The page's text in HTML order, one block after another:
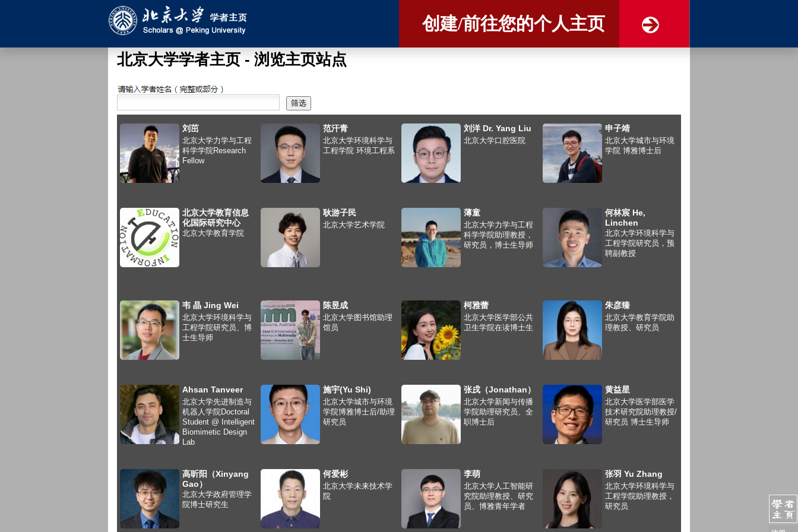
要
容
创建/前往您的个人主页
北京大学学者主页 - 浏览主页站点
搜索
刘茁
北京大学力学与工程
科学学院Research
Fellow
范汗青
北京大学环境科学与
工程学院 环境工程系
刘洋 Dr. Yang Liu
北京大学口腔医院
申子靖
北京大学城市与环境
学院 博雅博士后
北京大学教育信息
化国际研究中心
北京大学教育学院
耿游子民
北京大学艺术学院
薄童
北京大学力学与工程
科学学院助理教授，
研究员，博士生导师
何林宸 He,
Linchen
北京大学环境科学与
工程学院研究员，预
聘副教授
韦 晶 Jing Wei
北京大学环境科学与
工程学院研究员、博
士生导师
陈昱成
北京大学图书馆助理
馆员
柯雅蕾
北京大学医学部公共
卫生学院在读博士生
朱彦臻
北京大学教育学院助
理教授、研究员
Ahsan Tanveer
北京大学先进制造与
机器人学院Doctoral
Student @ Intelligent
Biomimetic Design
Lab
施宇(Yu Shi)
北京大学城市与环境
学院博雅博士后/助理
研究员
张戌（Jonathan）
北京大学新闻与传播
学院助理研究员、全
职博士后
黄益星
北京大学医学部医学
技术研究院助理教授/
研究员 博士生导师
高昕阳（Xinyang
Gao）
北京大学政府管理学
院博士研究生
何爱彬
北京大学未来技术学
院
李萌
北京大学人工智能研
究院助理教授、研究
员、博雅青年学者
张羽 Yu Zhang
北京大学环境科学与
工程学院助理教授，
研究员